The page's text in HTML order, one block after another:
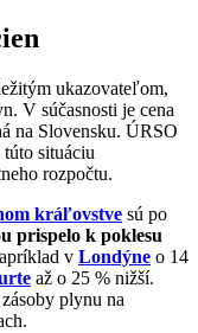
ukazovateľom,
V súčasnosti je cena
na Slovensku. ÚRSO
situáciu
rozpočtu.
kráľovstve sú po
prispelo k poklesu
v Londýne o 14
až o 25 % nižší.
plynu na